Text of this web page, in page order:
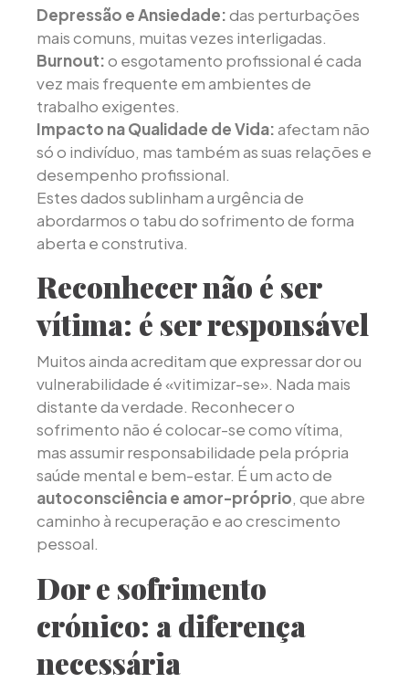
Depressão e Ansiedade:das perturbações
mais comuns, muitas vezes interligadas.
Burnout:o esgotamento profissional é cada
vez mais frequente em ambientes de
trabalho exigentes.
Impacto na Qualidade de Vida:afectam não
só o indivíduo, mas também as suas relações e
desempenho profissional.
Estes dados sublinham a urgência de
abordarmos o tabu do sofrimento de forma
aberta e construtiva.
Reconhecer não é ser
vítima: é ser responsável
Muitos ainda acreditam que expressar dor ou
vulnerabilidade é «vitimizar-se». Nada mais
distante da verdade. Reconhecer o
sofrimento não é colocar-se como vítima,
mas assumir responsabilidade pela própria
saúde mental e bem-estar. É um acto de
autoconsciência e amor-próprio, que abre
caminho à recuperação e ao crescimento
pessoal.
Dor e sofrimento
crónico: a diferença
necessária